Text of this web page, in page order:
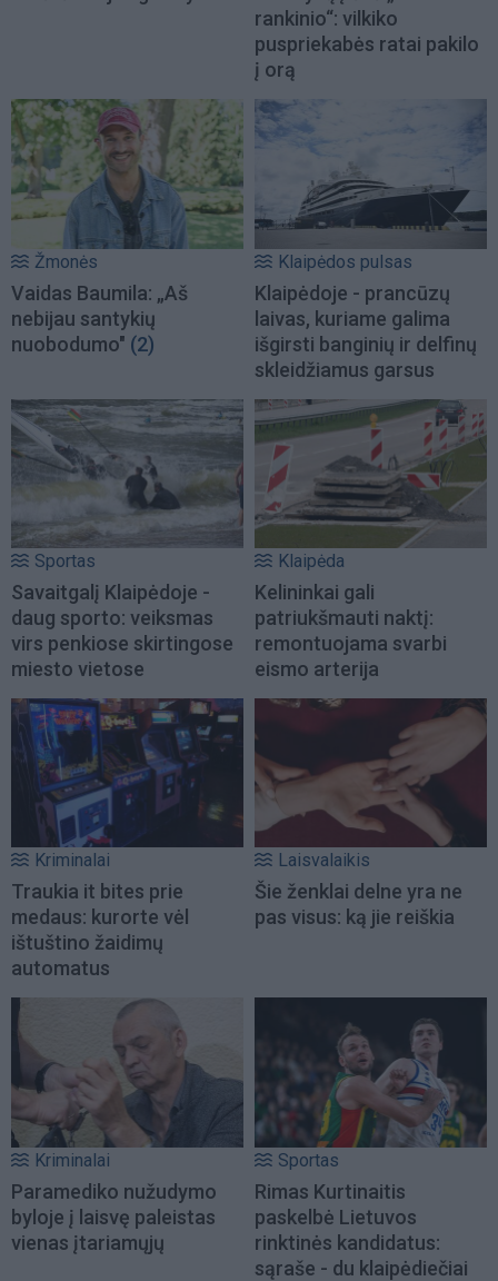
rankinio“: vilkiko
puspriekabės ratai pakilo
į orą
Žmonės
Vaidas Baumila: „Aš
nebijau santykių
nuobodumo" (2)
Klaipėdos pulsas
Klaipėdoje - prancūzų
laivas, kuriame galima
išgirsti banginių ir delfinų
skleidžiamus garsus
Sportas
Savaitgalį Klaipėdoje -
daug sporto: veiksmas
virs penkiose skirtingose
miesto vietose
Klaipėda
Kelininkai gali
patriukšmauti naktį:
remontuojama svarbi
eismo arterija
Kriminalai
Traukia it bites prie
medaus: kurorte vėl
ištuštino žaidimų
automatus
Laisvalaikis
Šie ženklai delne yra ne
pas visus: ką jie reiškia
Kriminalai
Paramediko nužudymo
byloje į laisvę paleistas
vienas įtariamųjų
Sportas
Rimas Kurtinaitis
paskelbė Lietuvos
rinktinės kandidatus:
sąraše - du klaipėdiečiai